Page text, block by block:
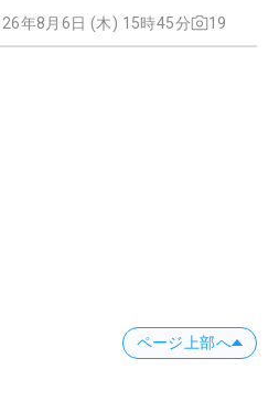
年8月6日 (木) 15時45分 19
ページ上部へ